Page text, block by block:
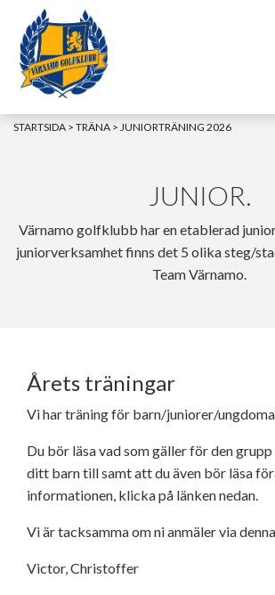
PROVA PÅ GOLF
NYBÖRJARKURSER 2026
LEKTIONER
JUNIORTRÄNING 2026
(INFO FÖR JUNIORER/
TRÄNA MED GOLFGÄNGET
STÄLLPLATS
PARTNERS
VÅRA SPONSORER
MEDLEMSSIDA
KLUBBEN
KONTAKT
STYRELSEN
HISTORIK
KOMMITTÉER
STARTSIDA > TRÄNA > JUNIORTRÄNING 2026
JUNIOR.
Värnamo golfklubb har en etablerad
juniorverksamhet finns det 5 olika steg/
Team Värnamo.
Årets träningar
Vi har träning för barn/juniorer/
Du bör läsa vad som gäller för den
ditt barn till samt att du även bör läsa
informationen, klicka på länken nedan.
Vi är tacksamma om ni anmäler via
Victor, Christoffer